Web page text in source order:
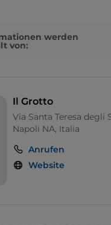
werden
von:
Il Grotto
Via Santa Teresa degli
Napoli NA, Italia
Anrufen
Website